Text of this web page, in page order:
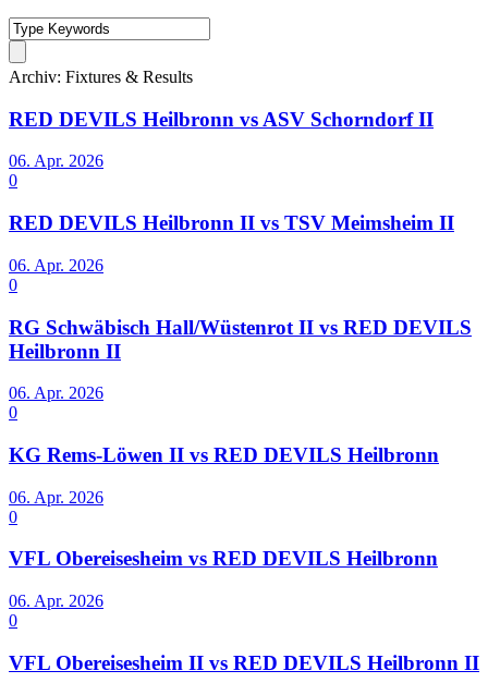
Archiv: Fixtures & Results
RED DEVILS Heilbronn vs ASV Schorndorf II
06. Apr. 2026
0
RED DEVILS Heilbronn II vs TSV Meimsheim II
06. Apr. 2026
0
RG Schwäbisch Hall/Wüstenrot II vs RED DEVILS
Heilbronn II
06. Apr. 2026
0
KG Rems-Löwen II vs RED DEVILS Heilbronn
06. Apr. 2026
0
VFL Obereisesheim vs RED DEVILS Heilbronn
06. Apr. 2026
0
VFL Obereisesheim II vs RED DEVILS Heilbronn II